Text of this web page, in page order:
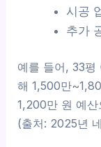
시공
추가
예를 들어, 33평
해 1,500만
1,200만 원 예
(출처: 2025년